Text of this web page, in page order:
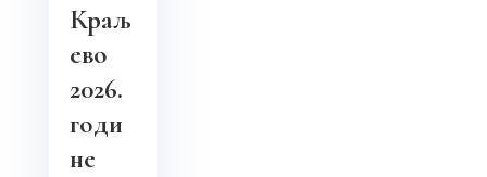
Краљ
ево
2026.
годи
не